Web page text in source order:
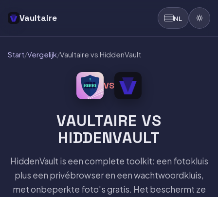
Vaultaire NL
Start/Vergelijk/Vaultaire vs HiddenVault
VS
VAULTAIRE VS
HIDDENVAULT
HiddenVault is een complete toolkit: een fotokluis
plus een privébrowser en een wachtwoordkluis,
met onbeperkte foto's gratis. Het beschermt ze